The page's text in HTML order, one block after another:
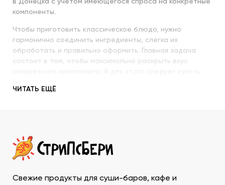
в Донецка с учетом имеющегося спроса на конкретные
компоненты.
Чтобы приготовить классическое блюдо, нужно
гармонично соединить ингредиенты, слегка их
обработать и правильно оформить. Главная задача
состоит в том, чтобы максимально раскрыть вкус
их со знанием всех секретов.
происхождение и свежесть каждого продукта, условия
транспортировки и хранения, дальнейшего
ДНР у нас – значит, получить качественную продукцию
ЧИТАТЬ ЕЩЁ
Свежие продукты для суши-баров, кафе и